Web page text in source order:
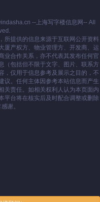
--上海写字楼信息网-- All
所提供的信息来源于互联网公开资料
厦产权方、物业管理方、开发商、运
业合作关系，亦不代表其发布任何官
（包括但不限于文字、图片、联系方
，仅用于信息参考及展示之目的，不
议。任何主体因参考本站信息而产生
关责任。如相关权利人认为本页面内
平台将在核实后及时配合调整或删除
谢。